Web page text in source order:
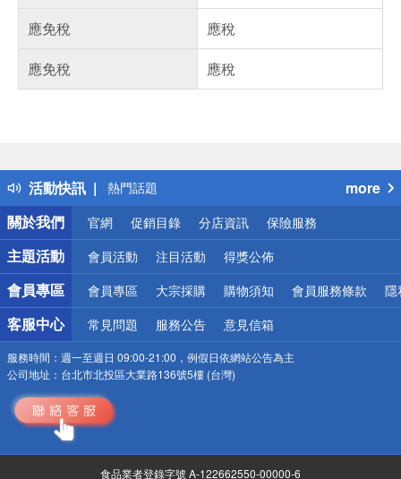
應免稅
應稅
應免稅
應稅
活動快訊
得獎公告
熱門話題
銀行優惠
偏遠地區配送
詐騙網頁！請小心！
more
關於我們
官網 促銷目錄 分店資訊 保險服務
主題活動 會員活動 注目活動 得獎公佈
會員專區 會員專區 大宗採購 購物須知 會員服務條款 隱
客服中心 常見問題 服務公告 意見信箱
服務時間： 週一至週日 09:00-21:00，例假日依網站公告為主
公司地址： 台北市北投區大業路136號5樓 (台灣)
食品業者登錄字號 A-122662550-00000-6